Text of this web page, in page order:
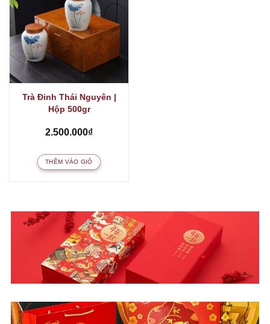
Trà Đinh Thái Nguyên |
Hộp 500gr
2.500.000₫
THÊM VÀO GIỎ